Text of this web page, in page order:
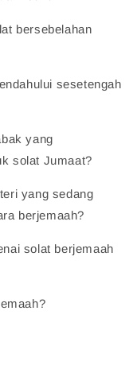
bersebelahan
sesetengah
yang
solat Jumaat?
yang sedang
berjemaah?
solat berjemaah